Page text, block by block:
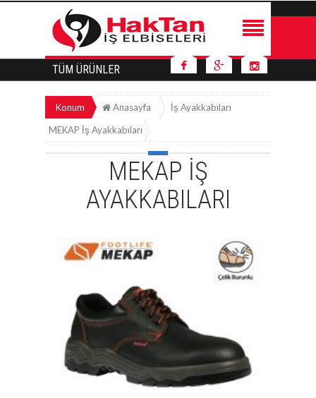
TÜM ÜRÜNLER
Konum Anasayfa
İş Ayakkabıları
MEKAP İş Ayakkabıları
MEKAP İŞ
AYAKKABILARI